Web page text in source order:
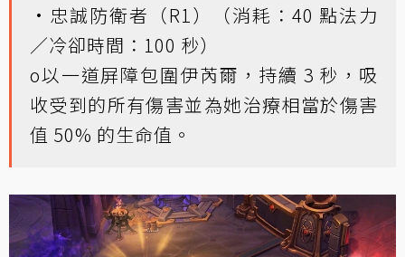
•忠誠防衛者（R1）（消耗：40 點法力
／冷卻時間：100 秒）
o以一道屏障包圍伊芮爾，持續 3 秒，吸
收受到的所有傷害並為她治療相當於傷害
值 50% 的生命值。